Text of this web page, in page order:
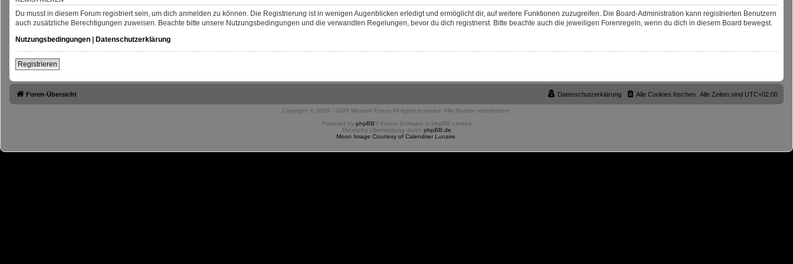
Du musst in diesem Forum registriert sein, um dich anmelden zu können. Die Registrierung ist in wenigen Augenblicken erledigt und ermöglicht dir, auf weitere Funktionen zuzugreifen. Die Board-Administration kann registrierten Benutzern
auch zusätzliche Berechtigungen zuweisen. Beachte bitte unsere Nutzungsbedingungen und die verwandten Regelungen, bevor du dich registrierst. Bitte beachte auch die jeweiligen Forenregeln, wenn du dich in diesem Board bewegst.
Nutzungsbedingungen | Datenschutzerklärung
Registrieren
Foren-Übersicht Alle Zeiten sind UTC+02:00
Alle Cookies löschen
Datenschutzerklärung
Copyright © 2008 - 2026 Werwolf Forum All rights reserved. Alle Rechte vorbehalten.
Powered by phpBB ® Forum Software © phpBB Limited
Deutsche Übersetzung durch phpBB.de
Moon Image Courtesy of Calendrier Lunaire.